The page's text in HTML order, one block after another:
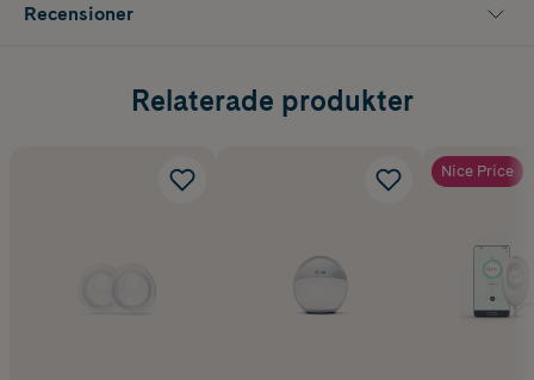
Recensioner
Relaterade produkter
Nice Price